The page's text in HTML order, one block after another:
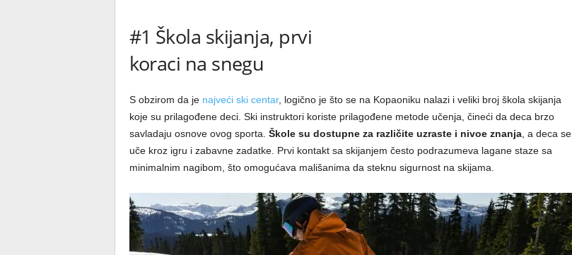
#1 Škola skijanja, prvi
koraci na snegu
S obzirom da je najveći ski centar, logično je što se na Kopaoniku nalazi i veliki broj škola skijanja
koje su prilagođene deci. Ski instruktori koriste prilagođene metode učenja, čineći da deca brzo
savladaju osnove ovog sporta. Škole su dostupne za različite uzraste i nivoe znanja, a deca se
uče kroz igru i zabavne zadatke. Prvi kontakt sa skijanjem često podrazumeva lagane staze sa
minimalnim nagibom, što omogućava mališanima da steknu sigurnost na skijama.